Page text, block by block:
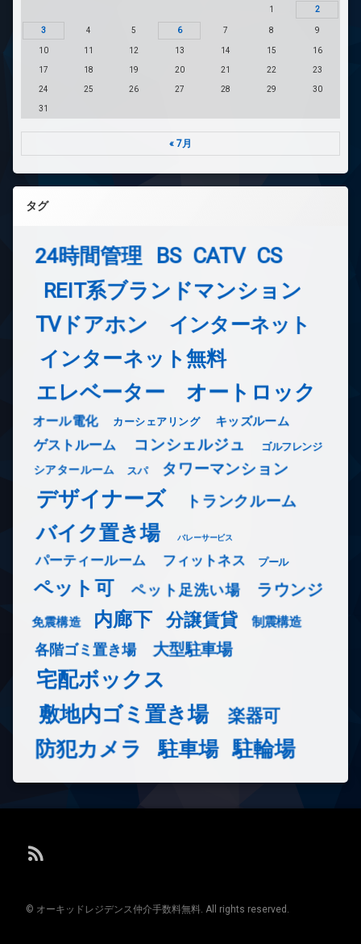
1 2
3 4 5 6 7 8 9
10 11 12 13 14 15 16
17 18 19 20 21 22 23
24 25 26 27 28 29 30
31
« 7月
タグ
24時間管理 BS CATV CS
REIT系ブランドマンション
TVドアホン インターネット
インターネット無料
エレベーター オートロック
オール電化 カーシェアリング キッズルーム
ゲストルーム コンシェルジュ ゴルフレンジ
シアタールーム スパ タワーマンション
デザイナーズ トランクルーム
バイク置き場 バレーサービス
パーティールーム フィットネス プール
ペット可 ペット足洗い場 ラウンジ
免震構造 内廊下 分譲賃貸 制震構造
各階ゴミ置き場 大型駐車場
宅配ボックス
敷地内ゴミ置き場
楽器可
防犯カメラ 駐車場 駐輪場
RSS
© オーキッドレジデンス仲介手数料無料. All rights reserved.